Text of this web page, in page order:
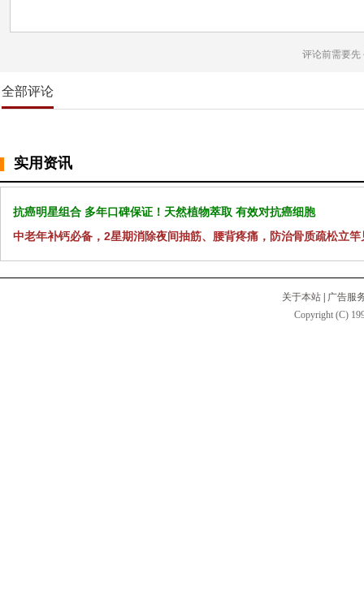
评论前需要先
全部评论
实用资讯
抗癌明星组合 多年口碑保证！天然植物萃取 有效对抗癌细胞
中老年补钙必备，2星期消除夜间抽筋、腰背疼痛，防治骨质疏松立竿
关于本站
广告服
Copyright (C)